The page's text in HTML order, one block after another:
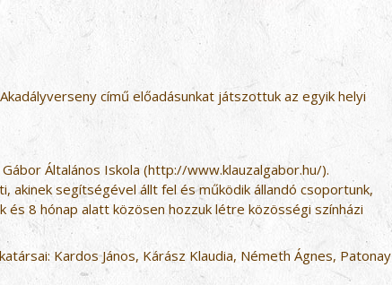
című előadásunkat játszottuk az egyik helyi
Általános Iskola (http://www.klauzalgabor.hu/).
akinek segítségével állt fel és működik állandó csoportunk,
és 8 hónap alatt közösen hozzuk létre közösségi színházi
Kardos János, Kárász Klaudia, Németh Ágnes, Patonay